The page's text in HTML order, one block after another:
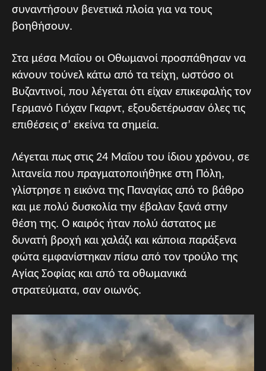
συναντήσουν βενετικά πλοία για να τους
βοηθήσουν.
Στα μέσα Μαΐου οι Οθωμανοί προσπάθησαν να
κάνουν τούνελ κάτω από τα τείχη, ωστόσο οι
Βυζαντινοί, που λέγεται ότι είχαν επικεφαλής τον
Γερμανό Γιόχαν Γκαρντ, εξουδετέρωσαν όλες τις
επιθέσεις σ’ εκείνα τα σημεία.
Λέγεται πως στις 24 Μαΐου του ίδιου χρόνου, σε
λιτανεία που πραγματοποιήθηκε στη Πόλη,
γλίστρησε η εικόνα της Παναγίας από το βάθρο
και με πολύ δυσκολία την έβαλαν ξανά στην
θέση της. Ο καιρός ήταν πολύ άστατος με
δυνατή βροχή και χαλάζι και κάποια παράξενα
φώτα εμφανίστηκαν πίσω από τον τρούλο της
Αγίας Σοφίας και από τα οθωμανικά
στρατεύματα, σαν οιωνός.